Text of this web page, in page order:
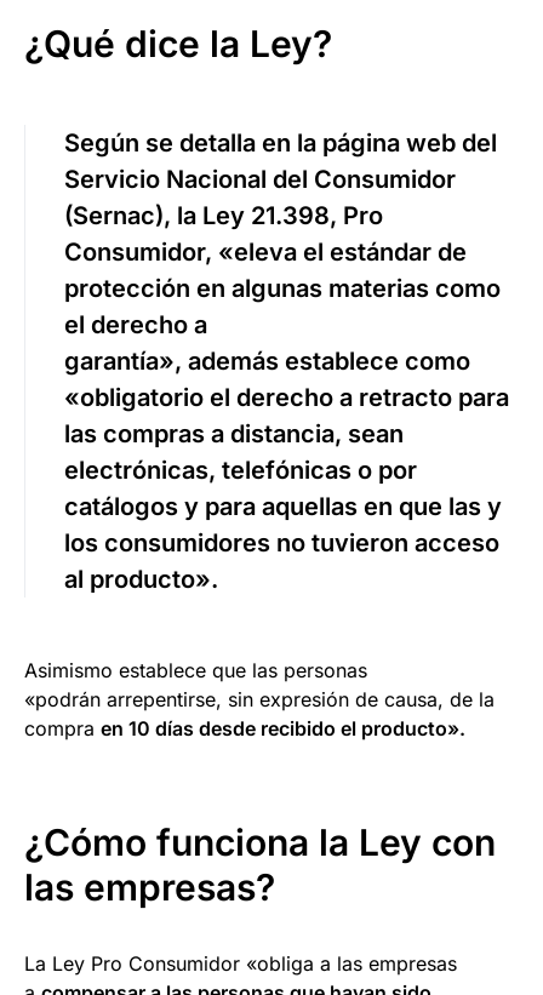
¿Qué dice la Ley?
Según se detalla en la página web del
Servicio Nacional del Consumidor
(Sernac), la Ley 21.398, Pro
Consumidor, «eleva el estándar de
protección en algunas materias como
el derecho a
garantía», además establece como
«obligatorio el derecho a retracto para
las compras a distancia, sean
electrónicas, telefónicas o por
catálogos y para aquellas en que las y
los consumidores no tuvieron acceso
al producto».
Asimismo establece que las personas
«podrán arrepentirse, sin expresión de causa, de la
compra en 10 días desde recibido el producto».
¿Cómo funciona la Ley con
las empresas?
La Ley Pro Consumidor «obliga a las empresas